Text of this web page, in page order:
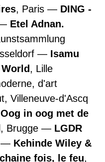
, Paris
DING -
Etel Adnan.
Isamu
, Lille
d'art
Villeneuve-d'Ascq
in oog met de
Brugge
LGDR
Kehinde Wiley &
fois, le feu,